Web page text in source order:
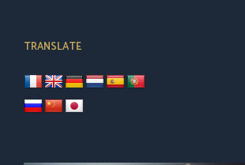
TRANSLATE